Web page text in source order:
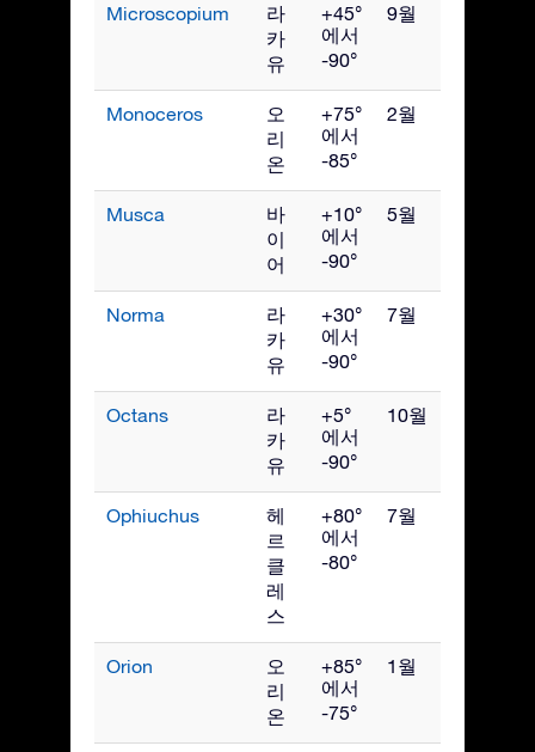
Microscopium
라
카
유
+45°
에서
-90°
9월
Monoceros
오
리
온
+75°
에서
-85°
2월
Musca
바
이
어
+10°
에서
-90°
5월
Norma
라
카
유
+30°
에서
-90°
7월
Octans
라
카
유
+5°
에서
-90°
10월
Ophiuchus
헤
르
클
레
스
+80°
에서
-80°
7월
Orion
오
리
온
+85°
에서
-75°
1월